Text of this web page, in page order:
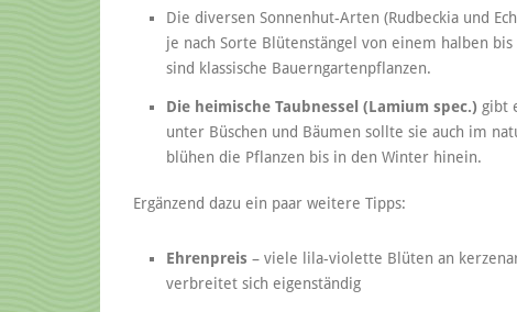
Die diversen Sonnenhut-Arten (Rudbeckia und
je nach Sorte Blütenstängel von einem halben
sind klassische Bauerngartenpflanzen.
Die heimische Taubnessel (Lamium spec.) gibt
unter Büschen und Bäumen sollte sie auch im
blühen die Pflanzen bis in den Winter hinein.
Ergänzend dazu ein paar weitere Tipps:
Ehrenpreis – viele lila-violette Blüten an
verbreitet sich eigenständig